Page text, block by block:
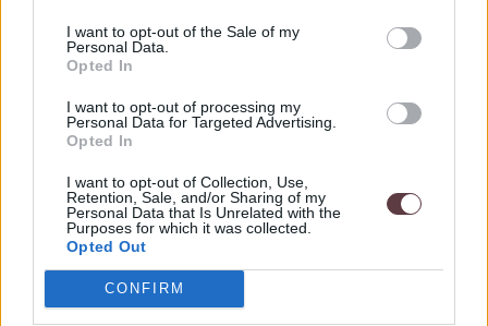
I want to opt-out of the Sale of my
Personal Data.
Opted In
I want to opt-out of processing my
Personal Data for Targeted Advertising.
Opted In
I want to opt-out of Collection, Use,
Retention, Sale, and/or Sharing of my
Personal Data that Is Unrelated with the
Purposes for which it was collected.
Opted Out
CONFIRM
Parametre
Výrobca:
Kategórie: Dámske náramky
Farba: Zlatá
Materiál: Striebro 925 / 1000
Povrchová úprava: